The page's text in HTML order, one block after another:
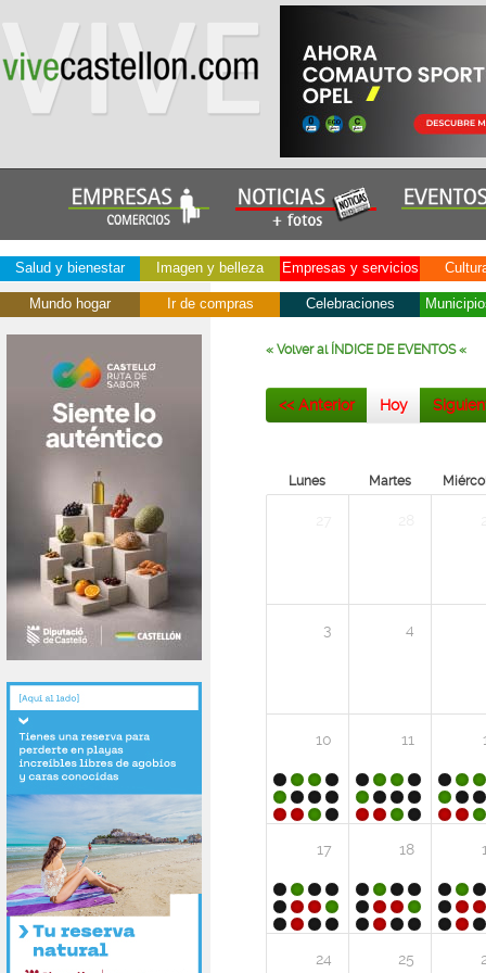
Salud y bienestar Imagen y belleza Empresas y servicios
Mundo hogar Ir de compras Celebraciones
« Volver al ÍNDICE DE EVENTOS «
<< Anterior Hoy
Lunes Martes
3 4
10 11
17 18
24 25